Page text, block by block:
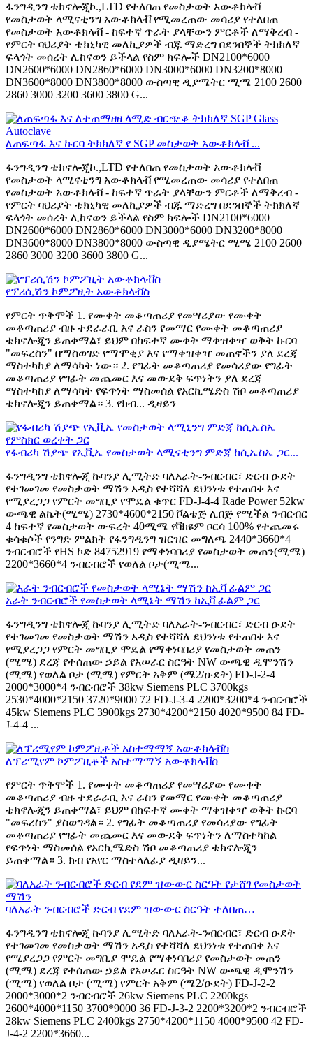
ፋንግዲንግ ቴክኖሎጂኮ.,LTD የተለበጠ የመስታወት አውቶክላቭ
የመስታወት ላሚናቲንግ አውቶክላቭ የሚመረጠው መሳሪያ የተለበጠ
የመስታወት አውቶክላቭ - ከፍተኛ ጥራት ያላቸውን ምርቶች ለማቅረብ -
የምርት ባህሪያት ቴክኒካዊ መለኪያዎች ብጁ ማድረግ በደንበኞች ትክክለኛ
ፍላጎት መሰረት ሊከናወን ይችላል የስም ክፍሎች DN2100*6000
DN2600*6000 DN2860*6000 DN3000*6000 DN3200*8000
DN3600*8000 DN3800*8000 ውስጣዊ ዲያሜትር ሚሜ 2100 2600
2860 3000 3200 3600 3800 G...
ለጠፍጣፋ እና ኩርባ ትክክለኛ የ SGP መስታወት አውቶክላቭ ...
ፋንግዲንግ ቴክኖሎጂኮ.,LTD የተለበጠ የመስታወት አውቶክላቭ
የመስታወት ላሚናቲንግ አውቶክላቭ የሚመረጠው መሳሪያ የተለበጠ
የመስታወት አውቶክላቭ - ከፍተኛ ጥራት ያላቸውን ምርቶች ለማቅረብ -
የምርት ባህሪያት ቴክኒካዊ መለኪያዎች ብጁ ማድረግ በደንበኞች ትክክለኛ
ፍላጎት መሰረት ሊከናወን ይችላል የስም ክፍሎች DN2100*6000
DN2600*6000 DN2860*6000 DN3000*6000 DN3200*8000
DN3600*8000 DN3800*8000 ውስጣዊ ዲያሜትር ሚሜ 2100 2600
2860 3000 3200 3600 3800 G...
የፕሪሲሽን ኮምፖዚት አውቶክላቭስ
የምርት ጥቅሞች 1. የሙቀት መቆጣጠሪያ የመሣሪያው የሙቀት
መቆጣጠሪያ ብዙ ተደራራቢ እና ራስን የመማር የሙቀት መቆጣጠሪያ
ቴክኖሎጂን ይጠቀማል፣ ይህም በከፍተኛ ሙቀት ማቀዝቀዣ ወቅት ኩርባ
"መፍረስን" በማስወገድ የማሞቂያ እና የማቀዝቀዣ መጠኖችን ያለ ደረጃ
ማስተካከያ ለማሳካት ነው። 2. የግፊት መቆጣጠሪያ የመሳሪያው የግፊት
መቆጣጠሪያ የግፊት መጨመር እና መውደቅ ፍጥነትን ያለ ደረጃ
ማስተካከያ ለማሳካት የፍጥነት ማስመሰል የአርኪሜድስ ሽቦ መቆጣጠሪያ
ቴክኖሎጂን ይጠቀማል። 3. የክብ... ዲዛይን
የፋብሪካ ሽያጭ የኢቪኤ የመስታወት ላሚናቲንግ ምድጃ ከሲኤስኤ ጋር...
ፋንግዲንግ ቴክኖሎጂ ኩባንያ ሊሚትድ ባለአራት-ንብርብር፣ ድርብ ዑደት
የተገመገመ የመስታወት ማሽን አዲስ የተሻሻለ ደህንነቱ የተጠበቀ እና
የሚያረጋጋ የምርት መግቢያ የሞዴል ቁጥር FD-J-4-4 Rade Power 52kw
ውጫዊ ልኬት(ሚሜ) 2730*4600*2150 ቮልቴጅ ሊበጅ የሚችል ንብርብር
4 ከፍተኛ የመስታወት ውፍረት 40ሚሜ የቫክዩም ቦርሳ 100% የተጨመሩ
ቁሳቁሶች የንግድ ምልክት የፋንግዲንግ ዝርዝር መግለጫ 2440*3660*4
ንብርብሮች የHS ኮድ 84752919 የማቀነባበሪያ የመስታወት መጠን(ሚሜ)
2200*3660*4 ንብርብሮች የወለል ቦታ(ሚሜ...
አራት ንብርብሮች የመስታወት ላሚኔት ማሽን ከኢቫ ፊልም ጋር
ፋንግዲንግ ቴክኖሎጂ ኩባንያ ሊሚትድ ባለአራት-ንብርብር፣ ድርብ ዑደት
የተገመገመ የመስታወት ማሽን አዲስ የተሻሻለ ደህንነቱ የተጠበቀ እና
የሚያረጋጋ የምርት መግቢያ ሞዴል የማቀነባበሪያ የመስታወት መጠን
(ሚሜ) ደረጃ የተሰጠው ኃይል የአሠራር ስርዓት NW ውጫዊ ዲሞንሽን
(ሚሜ) የወለል ቦታ (ሚሜ) የምርት አቅም (ሜ2/ዑደት) FD-J-2-4
2000*3000*4 ንብርብሮች 38kw Siemens PLC 3700kgs
2530*4000*2150 3720*9000 72 FD-J-3-4 2200*3200*4 ንብርብሮች
45kw Siemens PLC 3900kgs 2730*4200*2150 4020*9500 84 FD-
J-4-4 ...
ለፕሪሚየም ኮምፖዚቶች አስተማማኝ አውቶክላቭስ
የምርት ጥቅሞች 1. የሙቀት መቆጣጠሪያ የመሣሪያው የሙቀት
መቆጣጠሪያ ብዙ ተደራራቢ እና ራስን የመማር የሙቀት መቆጣጠሪያ
ቴክኖሎጂን ይጠቀማል፣ ይህም በከፍተኛ ሙቀት ማቀዝቀዣ ወቅት ኩርባ
"መፍረስን" ያስወግዳል። 2. የግፊት መቆጣጠሪያ የመሳሪያው የግፊት
መቆጣጠሪያ የግፊት መጨመር እና መውደቅ ፍጥነትን ለማስተካከል
የፍጥነት ማስመሰል የአርኪሜድስ ሽቦ መቆጣጠሪያ ቴክኖሎጂን
ይጠቀማል። 3. ክብ የአየር ማስተላለፊያ ዲዛይን...
ባለአራት ንብርብሮች ድርብ የደም ዝውውር ስርዓት ተለበጠ…
ፋንግዲንግ ቴክኖሎጂ ኩባንያ ሊሚትድ ባለአራት-ንብርብር፣ ድርብ ዑደት
የተገመገመ የመስታወት ማሽን አዲስ የተሻሻለ ደህንነቱ የተጠበቀ እና
የሚያረጋጋ የምርት መግቢያ ሞዴል የማቀነባበሪያ የመስታወት መጠን
(ሚሜ) ደረጃ የተሰጠው ኃይል የአሠራር ስርዓት NW ውጫዊ ዲሞንሽን
(ሚሜ) የወለል ቦታ (ሚሜ) የምርት አቅም (ሜ2/ዑደት) FD-J-2-2
2000*3000*2 ንብርብሮች 26kw Siemens PLC 2200kgs
2600*4000*1150 3700*9000 36 FD-J-3-2 2200*3200*2 ንብርብሮች
28kw Siemens PLC 2400kgs 2750*4200*1150 4000*9500 42 FD-
J-4-2 2200*3660...